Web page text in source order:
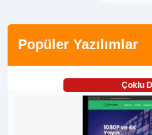
Popüler Yazılımlar
Çoklu